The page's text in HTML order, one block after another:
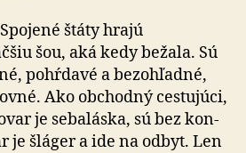
štáty hrajú
šou, aká kedy bežala. Sú
pohŕdavé a bezo­hľadné,
Ako obchodný cestujúci,
je seba­láska, sú bez kon­
je šláger a ide na odbyt. Len